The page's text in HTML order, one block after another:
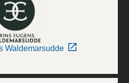
Waldemarsudde